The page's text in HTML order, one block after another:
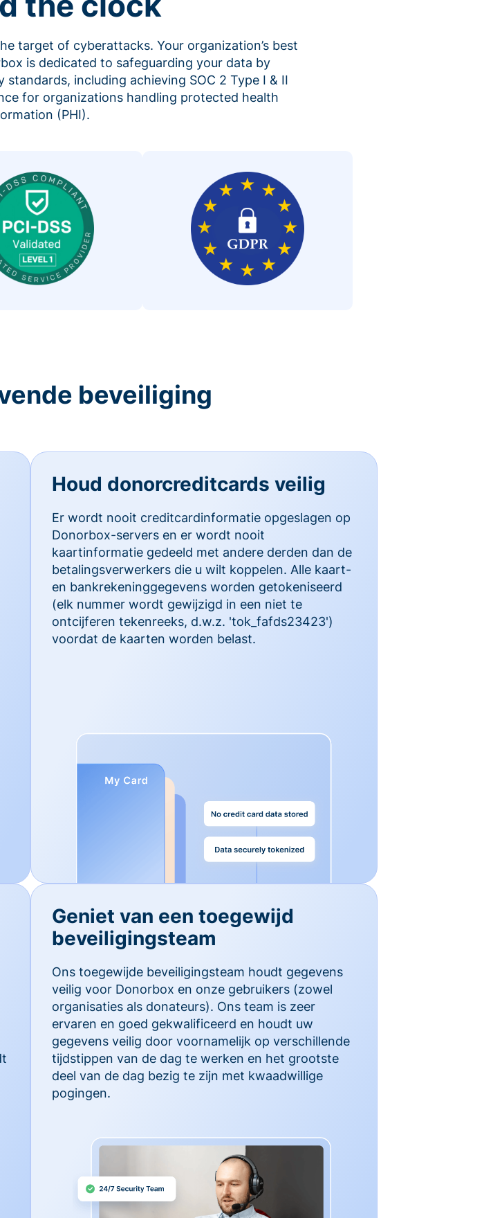
target of cyberattacks. Your organization’s best
is dedicated to safeguarding your data by
including achieving SOC 2 Type I & II
for organizations handling protected health
(PHI).
beveiliging
Houd donorcreditcards veilig
Er wordt nooit creditcardinformatie opgeslagen op
Donorbox-servers en er wordt nooit
kaartinformatie gedeeld met andere derden dan de
betalingsverwerkers die u wilt koppelen. Alle kaart-
en bankrekeninggegevens worden getokeniseerd
(elk nummer wordt gewijzigd in een niet te
ontcijferen tekenreeks, d.w.z. 'tok_fafds23423')
voordat de kaarten worden belast.
Geniet van een toegewijd
beveiligingsteam
Ons toegewijde beveiligingsteam houdt gegevens
veilig voor Donorbox en onze gebruikers (zowel
organisaties als donateurs). Ons team is zeer
ervaren en goed gekwalificeerd en houdt uw
gegevens veilig door voornamelijk op verschillende
tijdstippen van de dag te werken en het grootste
deel van de dag bezig te zijn met kwaadwillige
pogingen.